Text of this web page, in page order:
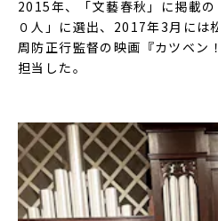
2015年、「文藝春秋」に掲載
０人」に選出、2017年3月には
周防正行監督の映画『カツベン
担当した。